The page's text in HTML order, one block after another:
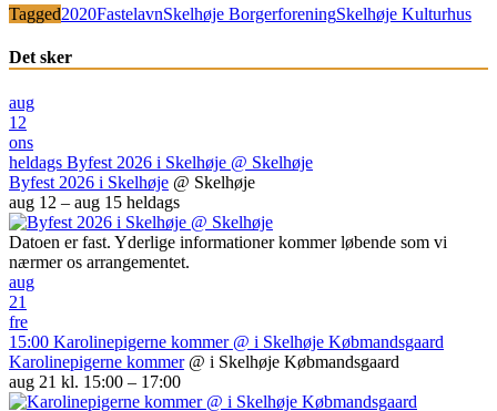
Tagged2020FastelavnSkelhøje BorgerforeningSkelhøje Kulturhus
Det sker
aug
12
ons
heldags Byfest 2026 i Skelhøje @ Skelhøje
Byfest 2026 i Skelhøje @ Skelhøje
aug 12 – aug 15 heldags
Datoen er fast. Yderlige informationer kommer løbende som vi
nærmer os arrangementet.
aug
21
fre
15:00 Karolinepigerne kommer @ i Skelhøje Købmandsgaard
Karolinepigerne kommer @ i Skelhøje Købmandsgaard
aug 21 kl. 15:00 – 17:00